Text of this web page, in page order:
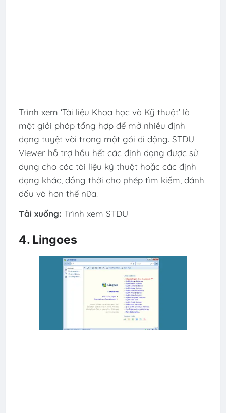
Trình xem ‘Tài liệu Khoa học và Kỹ thuật’ là
một giải pháp tổng hợp để mở nhiều định
dạng tuyệt vời trong một gói di động. STDU
Viewer hỗ trợ hầu hết các định dạng được sử
dụng cho các tài liệu kỹ thuật hoặc các định
dạng khác, đồng thời cho phép tìm kiếm, đánh
dấu và hơn thế nữa.
Tải xuống: Trình xem STDU
4. Lingoes